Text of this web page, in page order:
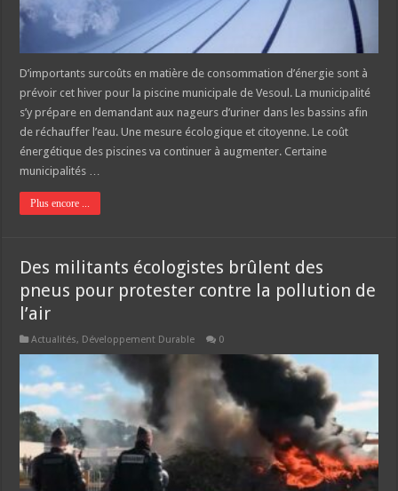
D’importants surcoûts en matière de consommation d’énergie sont à
prévoir cet hiver pour la piscine municipale de Vesoul. La municipalité
s’y prépare en demandant aux nageurs d’uriner dans les bassins afin
de réchauffer l’eau. Une mesure écologique et citoyenne. Le coût
énergétique des piscines va continuer à augmenter. Certaine
municipalités …
Plus encore ...
Des militants écologistes brûlent des
pneus pour protester contre la pollution de
l’air
Actualités, Développement Durable 0